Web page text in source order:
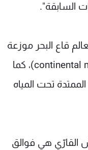
السابقة".
قاع البحر موزعة
على طول الهامش القارّي (continental margin)، كما
تحت المياه
القارّي هي فوالق